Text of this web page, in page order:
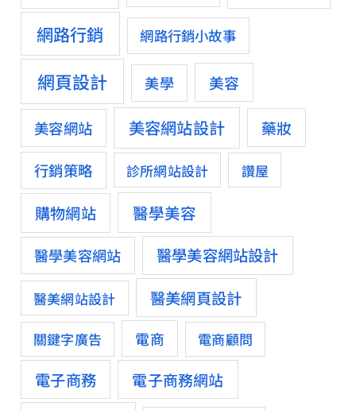
網路行銷
網路行銷小故事
網頁設計 美學 美容
美容網站 美容網站設計 藥妝
行銷策略 診所網站設計 讚屋
購物網站 醫學美容
醫學美容網站 醫學美容網站設計
醫美網站設計 醫美網頁設計
關鍵字廣告 電商 電商顧問
電子商務 電子商務網站